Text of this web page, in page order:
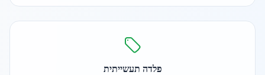
פלדה תעשייתית